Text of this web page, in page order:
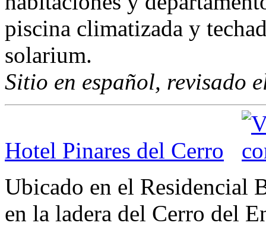
piscina climatizada y
solarium.
Sitio en español, revisado
Hotel Pinares del Cerro
Ubicado en el Residencial
en la ladera del Cerro del